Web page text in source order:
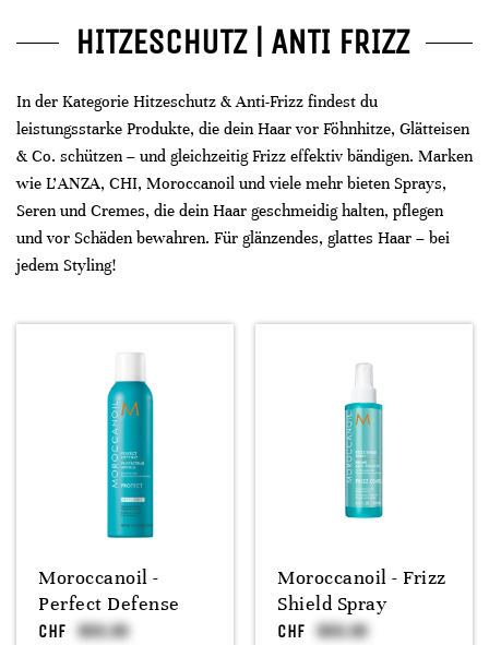
HITZESCHUTZ | ANTI FRIZZ
In der Kategorie Hitzeschutz & Anti-Frizz findest du
leistungsstarke Produkte, die dein Haar vor Föhnhitze, Glätteisen
& Co. schützen – und gleichzeitig Frizz effektiv bändigen. Marken
wie L’ANZA, CHI, Moroccanoil und viele mehr bieten Sprays,
Seren und Cremes, die dein Haar geschmeidig halten, pflegen
und vor Schäden bewahren. Für glänzendes, glattes Haar – bei
jedem Styling!
Moroccanoil -
Perfect Defense
CHF
Moroccanoil - Frizz
Shield Spray
CHF